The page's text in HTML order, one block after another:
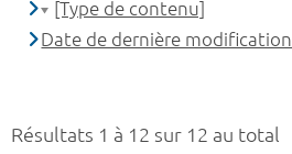
Résultats 1 à 12 sur 12 au total
[Type de contenu]
Date de dernière modification